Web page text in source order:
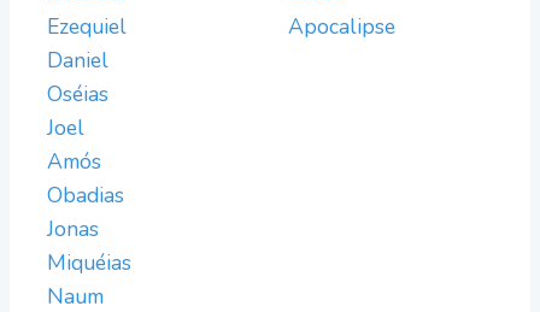
Ezequiel
Daniel
Oséias
Joel
Amós
Obadias
Jonas
Miquéias
Naum
Apocalipse